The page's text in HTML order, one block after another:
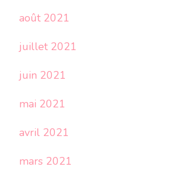
août 2021
juillet 2021
juin 2021
mai 2021
avril 2021
mars 2021